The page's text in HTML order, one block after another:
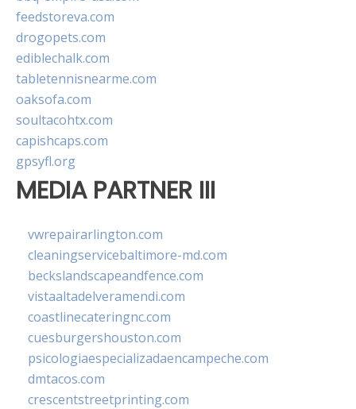
feedstoreva.com
drogopets.com
ediblechalk.com
tabletennisnearme.com
oaksofa.com
soultacohtx.com
capishcaps.com
gpsyfl.org
MEDIA PARTNER III
vwrepairarlington.com
cleaningservicebaltimore-md.com
beckslandscapeandfence.com
vistaaltadelveramendi.com
coastlinecateringnc.com
cuesburgershouston.com
psicologiaespecializadaencampeche.com
dmtacos.com
crescentstreetprinting.com